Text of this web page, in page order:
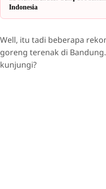
Indonesia
Well, itu tadi beberapa
goreng terenak di
kunjungi?